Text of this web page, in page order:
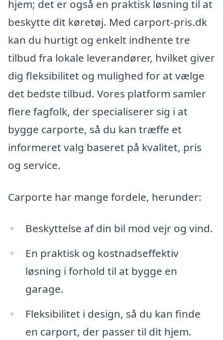
hjem; det er også en praktisk løsning til at
beskytte dit køretøj. Med carport-pris.dk
kan du hurtigt og enkelt indhente tre
tilbud fra lokale leverandører, hvilket giver
dig fleksibilitet og mulighed for at vælge
det bedste tilbud. Vores platform samler
flere fagfolk, der specialiserer sig i at
bygge carporte, så du kan træffe et
informeret valg baseret på kvalitet, pris
og service.
Carporte har mange fordele, herunder:
Beskyttelse af din bil mod vejr og vind.
En praktisk og kostnadseffektiv
løsning i forhold til at bygge en
garage.
Fleksibilitet i design, så du kan finde
en carport, der passer til dit hjem.